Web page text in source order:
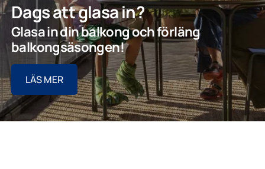
Dags att glasa in?
Glasa in din balkong och förläng
balkongsäsongen!
LÄS MER